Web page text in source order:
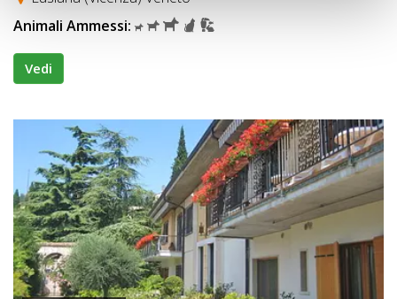
Animali Ammessi:
Vedi